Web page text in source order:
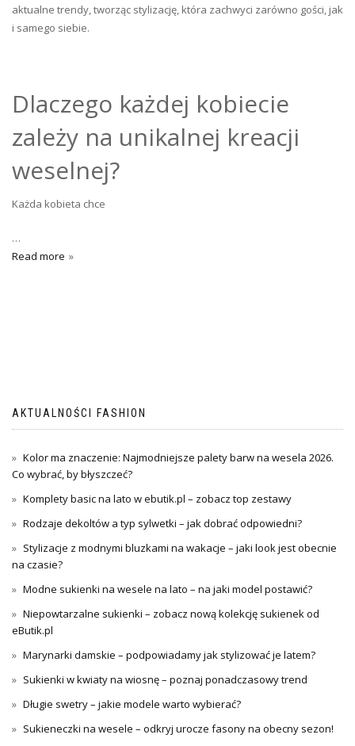
aktualne trendy, tworząc stylizację, która zachwyci zarówno gości, jak
i samego siebie.
Dlaczego każdej kobiecie
zależy na unikalnej kreacji
weselnej?
Każda kobieta chce
…
Read more
AKTUALNOŚCI FASHION
Kolor ma znaczenie: Najmodniejsze palety barw na wesela 2026.
Co wybrać, by błyszczeć?
Komplety basic na lato w ebutik.pl – zobacz top zestawy
Rodzaje dekoltów a typ sylwetki – jak dobrać odpowiedni?
Stylizacje z modnymi bluzkami na wakacje – jaki look jest obecnie
na czasie?
Modne sukienki na wesele na lato – na jaki model postawić?
Niepowtarzalne sukienki – zobacz nową kolekcję sukienek od
eButik.pl
Marynarki damskie – podpowiadamy jak stylizować je latem?
Sukienki w kwiaty na wiosnę – poznaj ponadczasowy trend
Długie swetry – jakie modele warto wybierać?
Sukieneczki na wesele – odkryj urocze fasony na obecny sezon!